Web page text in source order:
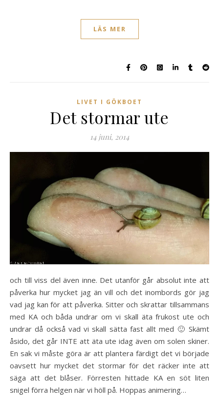
LÄS MER
LIVET I GÖKBOET
Det stormar ute
14 juni, 2014
och till viss del även inne. Det utanför går absolut inte att
påverka hur mycket jag än vill och det inombords gör jag
vad jag kan för att påverka. Sitter och skrattar tillsammans
med KA och båda undrar om vi skall äta frukost ute och
undrar då också vad vi skall sätta fast allt med 🙂 Skämt
åsido, det går INTE att äta ute idag även om solen skiner.
En sak vi måste göra är att plantera färdigt det vi började
oavsett hur mycket det stormar för det räcker inte att
säga att det blåser. Förresten hittade KA en söt liten
snigel förra helgen när vi höll på. Hoppas animering…